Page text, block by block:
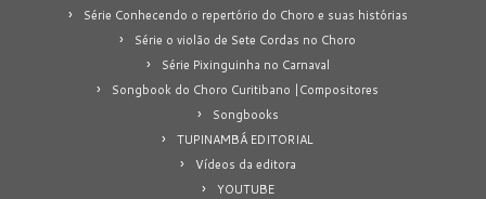
Série Conhecendo o repertório do Choro e suas histórias
Série o violão de Sete Cordas no Choro
Série Pixinguinha no Carnaval
Songbook do Choro Curitibano |Compositores
Songbooks
TUPINAMBÁ EDITORIAL
Vídeos da editora
YOUTUBE